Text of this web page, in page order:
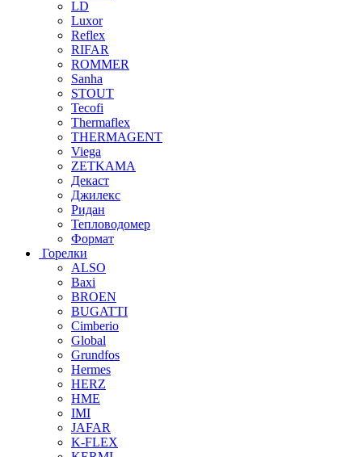
LD
Luxor
Reflex
RIFAR
ROMMER
Sanha
STOUT
Tecofi
Thermaflex
THERMAGENT
Viega
ZETKAMA
Декаст
Джилекс
Ридан
Тепловодомер
Формат
Горелки
ALSO
Baxi
BROEN
BUGATTI
Cimberio
Global
Grundfos
Hermes
HERZ
HME
IMI
JAFAR
K-FLEX